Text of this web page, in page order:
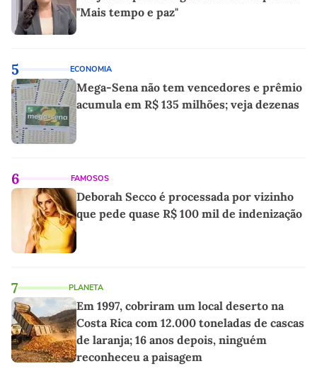
"Mais tempo e paz"
5 ECONOMIA
Mega-Sena não tem vencedores e prêmio
acumula em R$ 135 milhões; veja dezenas
6 FAMOSOS
Deborah Secco é processada por vizinho
que pede quase R$ 100 mil de indenização
7 PLANETA
Em 1997, cobriram um local deserto na
Costa Rica com 12.000 toneladas de cascas
de laranja; 16 anos depois, ninguém
reconheceu a paisagem